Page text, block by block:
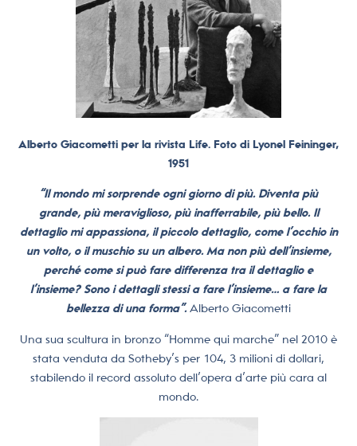
Alberto Giacometti per la rivista Life. Foto di Lyonel Feininger,
1951
“Il mondo mi sorprende ogni giorno di più. Diventa più
grande, più meraviglioso, più inafferrabile, più bello. Il
dettaglio mi appassiona, il piccolo dettaglio, come l’occhio in
un volto, o il muschio su un albero. Ma non più dell’insieme,
perché come si può fare differenza tra il dettaglio e
l’insieme? Sono i dettagli stessi a fare l’insieme… a fare la
bellezza di una forma”. Alberto Giacometti
Una sua scultura in bronzo “Homme qui marche” nel 2010 è
stata venduta da Sotheby’s per 104, 3 milioni di dollari,
stabilendo il record assoluto dell’opera d’arte più cara al
mondo.